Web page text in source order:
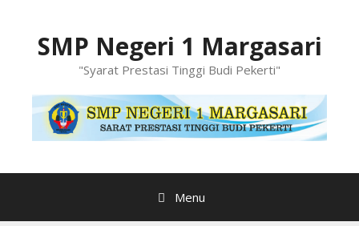
SMP Negeri 1 Margasari
"Syarat Prestasi Tinggi Budi Pekerti"
Menu